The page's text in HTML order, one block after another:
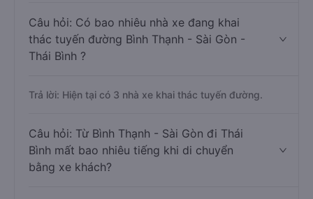
Câu hỏi: Có bao nhiêu nhà xe đang khai
thác tuyến đường Bình Thạnh - Sài Gòn -
Thái Bình ?
Trả lời: Hiện tại có 3 nhà xe khai thác tuyến đường.
Câu hỏi: Từ Bình Thạnh - Sài Gòn đi Thái
Bình mất bao nhiêu tiếng khi di chuyển
bằng xe khách?